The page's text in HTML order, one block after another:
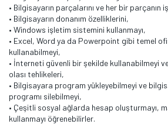
• Bilgisayarın parçalarını ve her bir parçanın
• Bilgisayarın donanım özelliklerini,
• Windows işletim sistemini kullanmayı,
• Excel, Word ya da Powerpoint gibi temel
kullanabilmeyi,
• İnterneti güvenli bir şekilde kullanabilmeyi
olası tehlikeleri,
• Bilgisayara program yükleyebilmeyi ve
programı silebilmeyi,
• Çeşitli sosyal ağlarda hesap oluşturmayı,
kullanmayı öğrenebilirler.